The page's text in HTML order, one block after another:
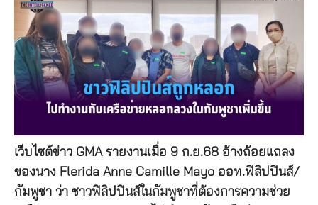
เว็บไซต์ข่าว GMA รายงานเมื่อ 9 ก.ย.68 อ้างถ้อยแถลง
ของนาง Flerida Anne Camille Mayo ออท.ฟิลิปปินส์/
กัมพูชา ว่า ชาวฟิลิปปินส์ในกัมพูชาที่ต้องการความช่วย